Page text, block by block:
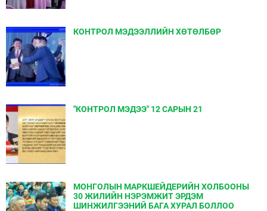
КОНТРОЛ МЭДЭЭЛЛИЙН ХӨТӨЛБӨР
"КОНТРОЛ МЭДЭЭ" 12 САРЫН 21
МОНГОЛЫН МАРКШЕЙДЕРИЙН ХОЛБООНЫ
30 ЖИЛИЙН НЭРЭМЖИТ ЭРДЭМ
ШИНЖИЛГЭЭНИЙ БАГА ХУРАЛ БОЛЛОО